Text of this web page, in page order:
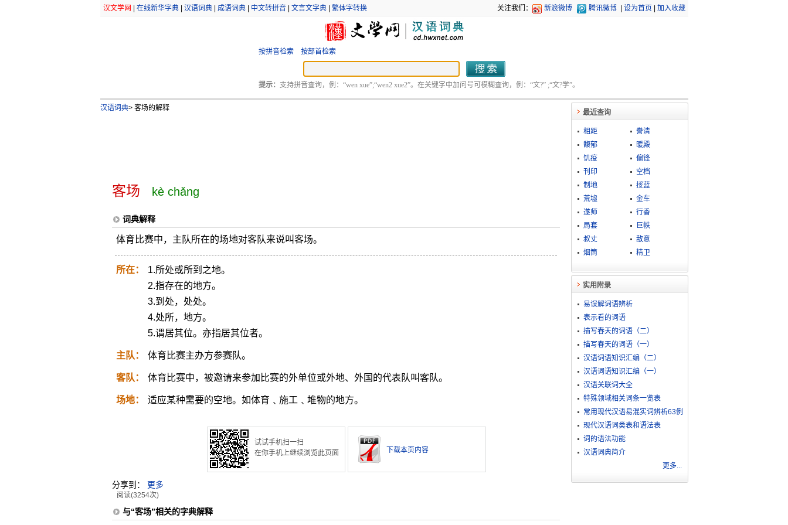
汉文学网 在线新华字典| 汉语词典| 成语词典| 中文转拼音| 文言文字典| 繁体字转换 关注我们： 新浪微博 腾讯微博 设为首页 加入收藏
按拼音检索 按部首检索
提示： 支持拼音查询，例：“wen xue”;“wen2 xue2”。在关键字中加问号可模糊查询，例：“文?” ;“文?学”。
汉语词典>客场的解释
客场 kè chǎng
词典解释
体育比赛中，主队所在的场地对客队来说叫客场。
所在：
1.所处或所到之地。
2.指存在的地方。
3.到处，处处。
4.处所，地方。
5.谓居其位。亦指居其位者。
主队： 体育比赛主办方参赛队。
客队： 体育比赛中，被邀请来参加比赛的外单位或外地、外国的代表队叫客队。
场地： 适应某种需要的空地。如体育﹑施工﹑堆物的地方。
试试手机扫一扫
在你手机上继续浏览此页面
下载本页内容
分享到： 更多
阅读(3254次)
与“客场”相关的字典解释
最近查询
相距
誊清
馥郁
暖殿
饥疫
偏锋
刊印
空档
制地
挼蓝
荒墟
金车
遂师
行香
局套
巨帙
叔丈
敌意
烟筒
精卫
实用附录
易误解词语辨析
表示看的词语
描写春天的词语（二）
描写春天的词语（一）
汉语词语知识汇编（二）
汉语词语知识汇编（一）
汉语关联词大全
特殊领域相关词条一览表
常用现代汉语易混实词辨析63例
现代汉语词类表和语法表
词的语法功能
汉语词典简介
更多...